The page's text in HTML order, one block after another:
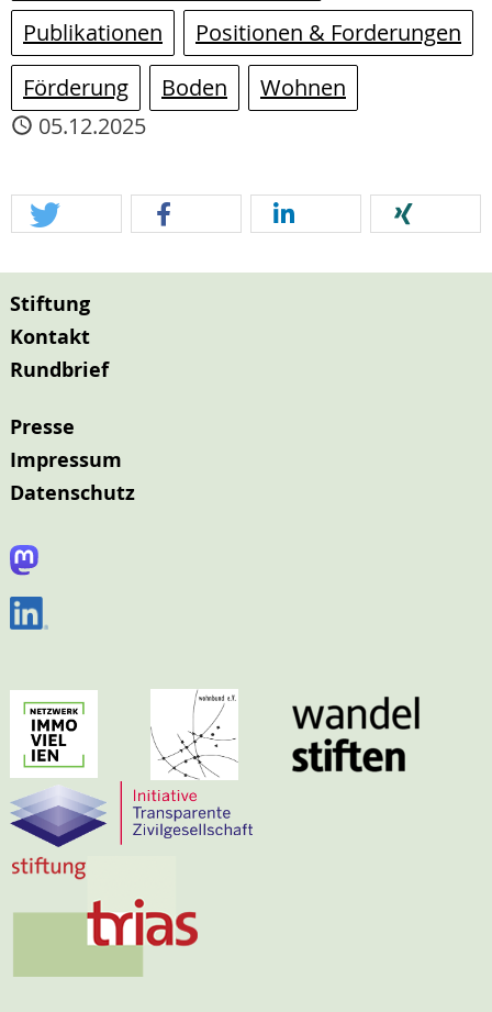
Publikationen
Positionen & Forderungen
Förderung
Boden
Wohnen
05.12.2025
Stiftung
Kontakt
Rundbrief
Presse
Impressum
Datenschutz